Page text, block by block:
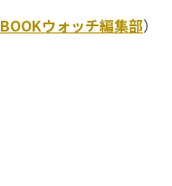
BOOKウォッチ編集部）